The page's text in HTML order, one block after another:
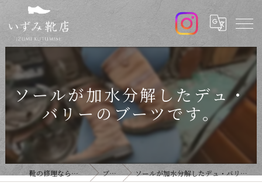
ソールが加水分解したデュ・
バリーのブーツです。
靴の修理ならいずみ靴店 ブログ ソールが加水分解したデュ・バリーのブーツです。